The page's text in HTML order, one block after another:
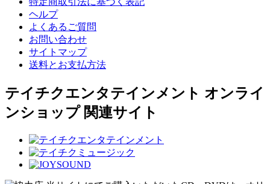
ヘルプ
よくあるご質問
お問い合わせ
サイトマップ
送料とお支払方法
テイチクエンタテインメント オンライ
ンショップ 関連サイト